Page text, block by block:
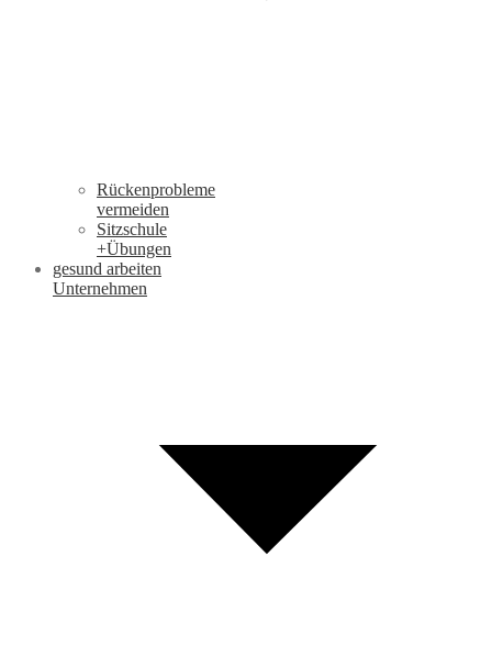
Rückenprobleme
vermeiden
Sitzschule
+Übungen
gesund arbeiten
Unternehmen